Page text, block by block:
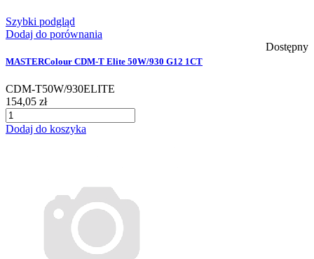
Szybki podgląd
Dodaj do porównania
Dostępny
MASTERColour CDM-T Elite 50W/930 G12 1CT
CDM-T50W/930ELITE
154,05 zł
Dodaj do koszyka